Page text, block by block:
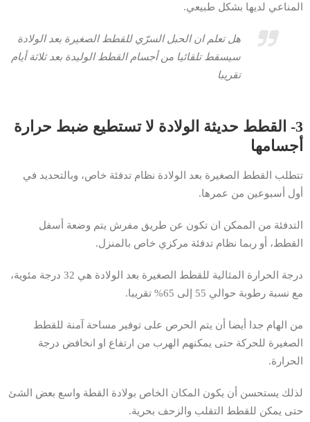
المناعي لديها بشكل طبيعي.
هل تعلم ان الحبل السرّي للقطط الصغيرة بعد الولادة
سيسقط تلقائيا من أجسام القطط الوليدة بعد ثلاثة أيام
تقريبا
3- القطط حديثة الولادة لا تستطيع ضبط حرارة
أجسامها
تتطلب القطط الصغيرة بعد الولادة نظام تدفئة خاص، وبالتحديد في
أول أسبوعين من عمرها.
التدفئة من الممكن ان تكون عن طريق مفرش يتم وضعة أسفل
القطط، أو ربما نظام تدفئة مركزي خاص بالمنزل.
درجة الحرارة المثالية للقطط الصغيرة بعد الولادة هي 32 درجة مئوية،
مع نسبة رطوبة حوالي 55 إلى 65% تقريبا.
من الهام جدا أيضا أن يتم الحرص على توفير مساحة آمنة للقطط
الصغيرة للحركة حتى يمكنهم الهرب من ارتفاع او انخافض درجة
الحرارة.
لذلك يستحسن أن يكون المكان الخاص بولادة القطة واسع بعض الشئ
حتى يمكن للقطط التقلب والزحف بحرية.